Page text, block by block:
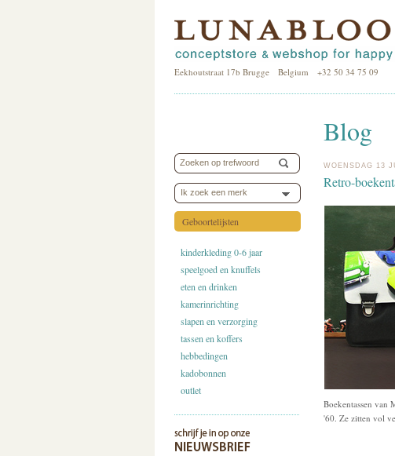
Eekhoutstraat 17b Brugge Belgium +32 50 34 75 09
Ik zoek een merk
Geboortelijsten
kinderkleding 0-6 jaar
speelgoed en knuffels
eten en drinken
kamerinrichting
slapen en verzorging
tassen en koffers
hebbedingen
kadobonnen
outlet
Blog
WOENSDAG 13
Retro-
Boekentassen van
'60. Ze zitten vol